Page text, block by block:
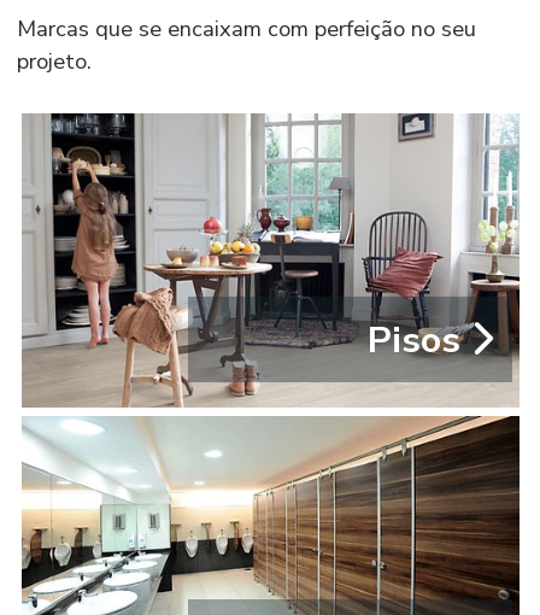
Marcas que se encaixam com perfeição no seu
projeto.
Pisos